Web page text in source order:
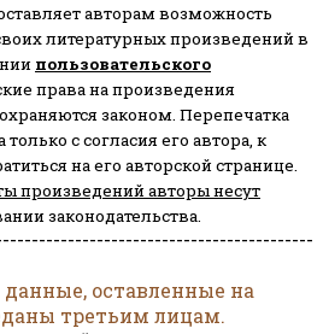
авторам возможность
литературных произведений в
пользовательского
права на произведения
законом. Перепечатка
с согласия его автора, к
на его авторской странице.
произведений авторы несут
законодательства.
оставленные на
третьим лицам.